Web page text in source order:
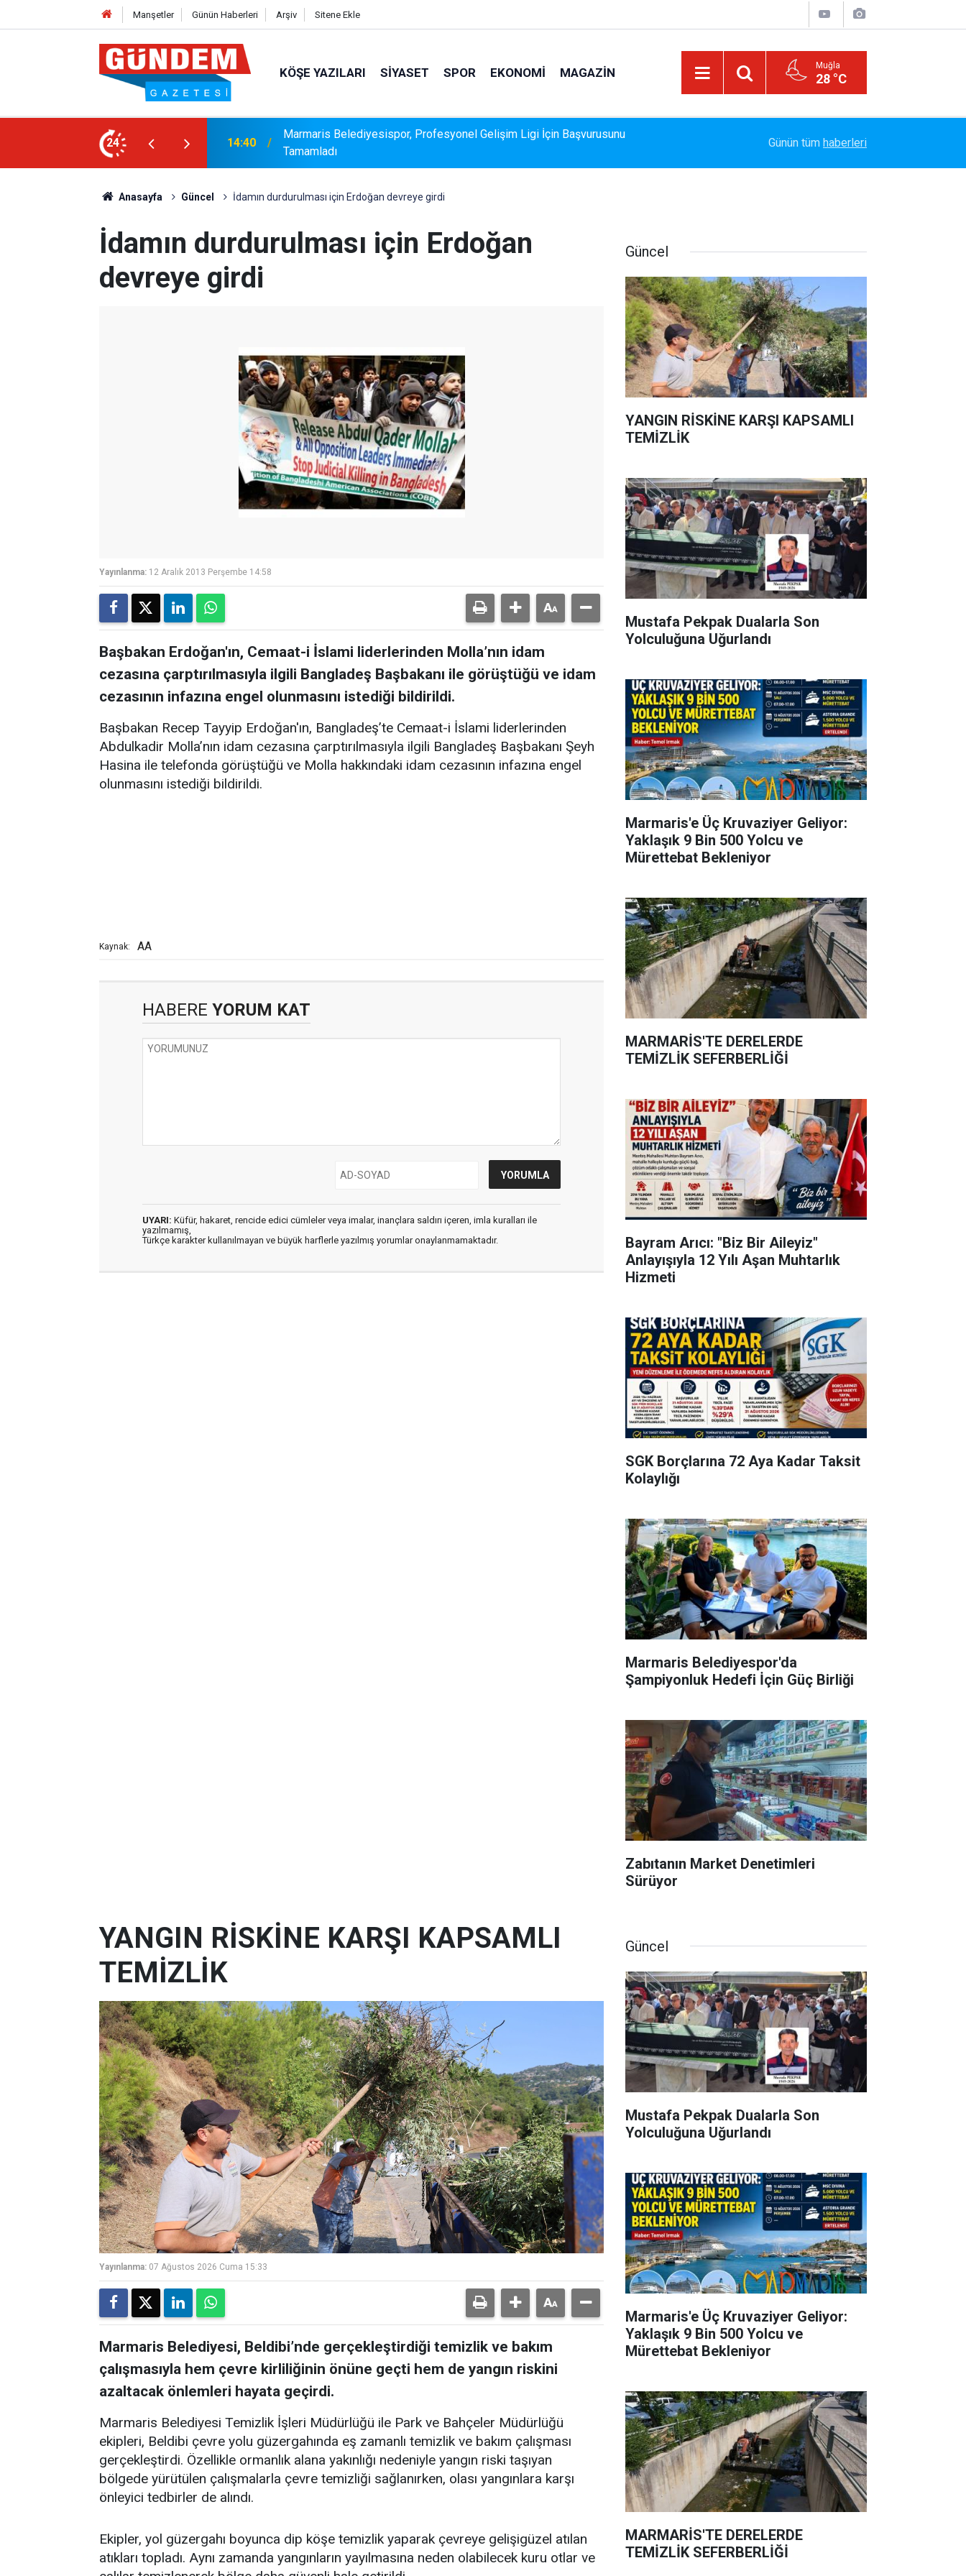
Manşetler Günün Haberleri Arşiv Sitene Ekle
KÖŞE YAZILARI SIYASET SPOR EKONOMI MAGAZIN Muğla
28 °C
24
Gelişim Ligi İçin Başvurusunu
14:15 Bakanlık Veri Sunamadı: Metin Ergun'dan Turizm Eleştirisi
Vazgeç Gel"
Günün tüm haberleri
Anasayfa Güncel İdamın durdurulması için Erdoğan devreye girdi
İdamın durdurulması için Erdoğan
devreye girdi
Yayınlanma: 12 Aralık 2013 Perşembe 14:58
Başbakan Erdoğan'ın, Cemaat-i İslami liderlerinden Molla’nın idam
cezasına çarptırılmasıyla ilgili Bangladeş Başbakanı ile görüştüğü ve idam
cezasının infazına engel olunmasını istediği bildirildi.
Başbakan Recep Tayyip Erdoğan'ın, Bangladeş’te Cemaat-i İslami liderlerinden
Abdulkadir Molla’nın idam cezasına çarptırılmasıyla ilgili Bangladeş Başbakanı Şeyh
Hasina ile telefonda görüştüğü ve Molla hakkındaki idam cezasının infazına engel
olunmasını istediği bildirildi.
Kaynak: AA
HABERE YORUM KAT
UYARI: Küfür, hakaret, rencide edici cümleler veya imalar, inançlara saldırı içeren, imla kuralları ile
yazılmamış,
Türkçe karakter kullanılmayan ve büyük harflerle yazılmış yorumlar onaylanmamaktadır.
Güncel
YANGIN RİSKİNE KARŞI KAPSAMLI
TEMİZLİK
Mustafa Pekpak Dualarla Son
Yolculuğuna Uğurlandı
Marmaris'e Üç Kruvaziyer Geliyor:
Yaklaşık 9 Bin 500 Yolcu ve
Mürettebat Bekleniyor
MARMARİS'TE DERELERDE
TEMİZLİK SEFERBERLİĞİ
Bayram Arıcı: "Biz Bir Aileyiz"
Anlayışıyla 12 Yılı Aşan Muhtarlık
Hizmeti
SGK Borçlarına 72 Aya Kadar Taksit
Kolaylığı
Marmaris Belediyespor'da
Şampiyonluk Hedefi İçin Güç Birliği
Zabıtanın Market Denetimleri
Sürüyor
YANGIN RİSKİNE KARŞI KAPSAMLI
TEMİZLİK
Yayınlanma: 07 Ağustos 2026 Cuma 15:33
Marmaris Belediyesi, Beldibi’nde gerçekleştirdiği temizlik ve bakım
çalışmasıyla hem çevre kirliliğinin önüne geçti hem de yangın riskini
azaltacak önlemleri hayata geçirdi.
Marmaris Belediyesi Temizlik İşleri Müdürlüğü ile Park ve Bahçeler Müdürlüğü
ekipleri, Beldibi çevre yolu güzergahında eş zamanlı temizlik ve bakım çalışması
gerçekleştirdi. Özellikle ormanlık alana yakınlığı nedeniyle yangın riski taşıyan
bölgede yürütülen çalışmalarla çevre temizliği sağlanırken, olası yangınlara karşı
önleyici tedbirler de alındı.
Ekipler, yol güzergahı boyunca dip köşe temizlik yaparak çevreye gelişigüzel atılan
atıkları topladı. Aynı zamanda yangınların yayılmasına neden olabilecek kuru otlar ve
Güncel
Mustafa Pekpak Dualarla Son
Yolculuğuna Uğurlandı
Marmaris'e Üç Kruvaziyer Geliyor:
Yaklaşık 9 Bin 500 Yolcu ve
Mürettebat Bekleniyor
MARMARİS'TE DERELERDE
TEMİZLİK SEFERBERLİĞİ